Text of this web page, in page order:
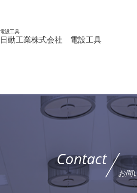
電設工具
日動工業株式会社 電設工具
Contact
お問